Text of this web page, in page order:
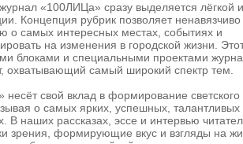
«100ЛИЦа» сразу выделяется лёгкой
Концепция рубрик позволяет ненавязчиво
о самых интересных местах, событиях и
на изменения в городской жизни.
блоками и специальными проектами
охватывающий самый широкий спектр тем.
свой вклад в формирование
о самых ярких, успешных, талантливых
наших рассказах, эссе и интервью
зрения, формирующие вкус и взгляды на